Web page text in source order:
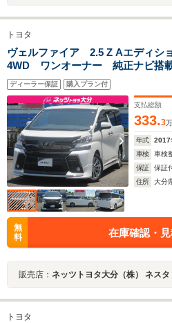
トヨタ
ヴェルファイア 2.5 Z Aエディシ
4WD ワンオーナー 純正ナビ搭
ETC モデリスタ
ディーラー保証 購入プラン付
支払総額
333.3
年式 2017
車検
車検
保証
保証
住所
大分
無
料
在庫確認・
販売店： ネッツトヨタ大分（株） ネス
トヨタ